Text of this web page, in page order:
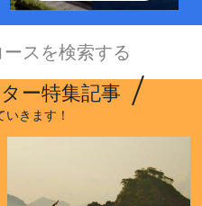
スを検索する
ー特集記事
いきます！